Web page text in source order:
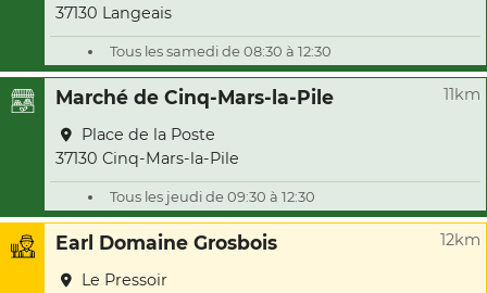
37130 Langeais
Tous les samedi de 08:30 à 12:30
Marché de Cinq-Mars-la-Pile 11km
Place de la Poste
37130 Cinq-Mars-la-Pile
Tous les jeudi de 09:30 à 12:30
Earl Domaine Grosbois 12km
Le Pressoir